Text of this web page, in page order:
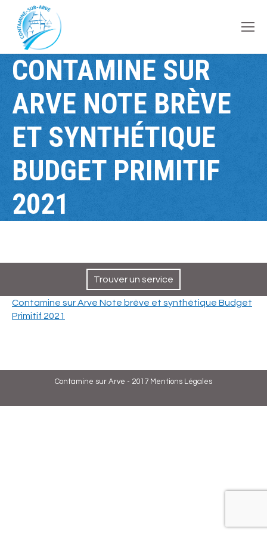
principal
CONTAMINE SUR
ARVE NOTE BRÈVE
ET SYNTHÉTIQUE
BUDGET PRIMITIF
2021
Trouver un service
Contamine sur Arve Note brève et synthétique Budget
Primitif 2021
Contamine sur Arve - 2017 Mentions Légales